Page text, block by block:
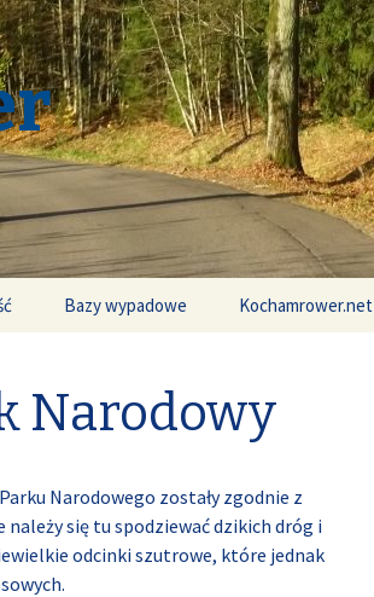
Bazy wypadowe Kochamrower.net
Narodowy
Narodowego zostały zgodnie z
się tu spodziewać dzikich dróg i
odcinki szutrowe, które jednak